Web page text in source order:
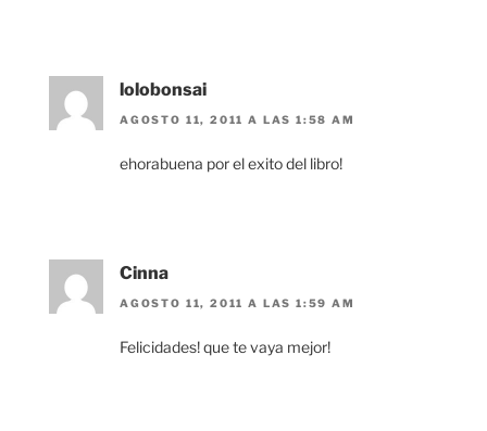
lolobonsai
AGOSTO 11, 2011 A LAS 1:58 AM
ehorabuena por el exito del libro!
Cinna
AGOSTO 11, 2011 A LAS 1:59 AM
Felicidades! que te vaya mejor!